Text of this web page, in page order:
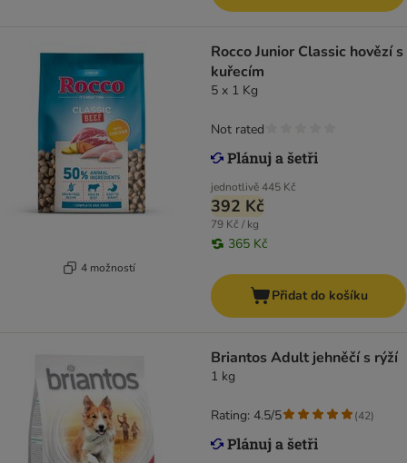
4 možností
Rocco Junior Classic hovězí s
kuřecím
5 x 1 Kg
jednotlivě445 Kč
392 Kč
79 Kč / kg
365 Kč
Not rated
Přidat do košíku
Briantos Adult jehněčí s rýží
1 kg
Rating: 4.5/5 (42)